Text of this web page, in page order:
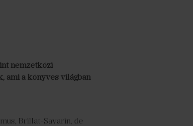
nemzetközi
ami a könyves világban
Brillat-Savarin, de